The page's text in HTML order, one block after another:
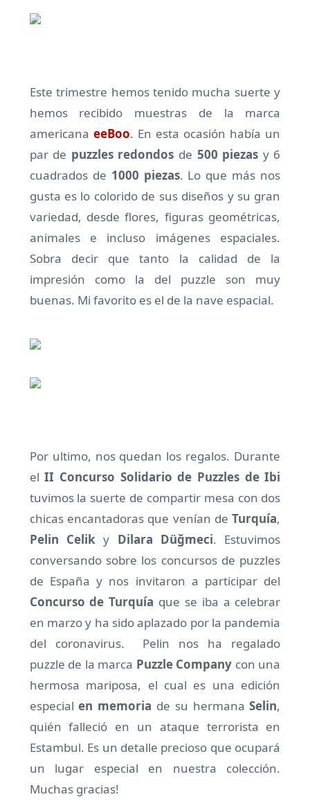
Este trimestre hemos tenido mucha suerte y
hemos recibido muestras de la marca
americana eeBoo. En esta ocasión había un
par de puzzles redondos de 500 piezas y 6
cuadrados de 1000 piezas. Lo que más nos
gusta es lo colorido de sus diseños y su gran
variedad, desde flores, figuras geométricas,
animales e incluso imágenes espaciales.
Sobra decir que tanto la calidad de la
impresión como la del puzzle son muy
buenas. Mi favorito es el de la nave espacial.
Por ultimo, nos quedan los regalos. Durante
elII Concurso Solidario de Puzzles de Ibi
tuvimos la suerte de compartir mesa con dos
chicas encantadoras que venían deTurquía,
Pelin Celiky Dilara Düğmeci. Estuvimos
conversando sobre los concursos de puzzles
de España y nos invitaron a participar del
Concurso de Turquía que se iba a celebrar
en marzo y ha sido aplazado por la pandemia
del coronavirus. Pelin nos ha regalado
puzzle de la marca Puzzle Company con una
hermosa mariposa, el cual es una edición
especialen memoria de su hermanaSelin,
quién falleció en un ataque terrorista en
Estambul. Es un detalle precioso que ocupará
un lugar especial en nuestra colección.
Muchas gracias!